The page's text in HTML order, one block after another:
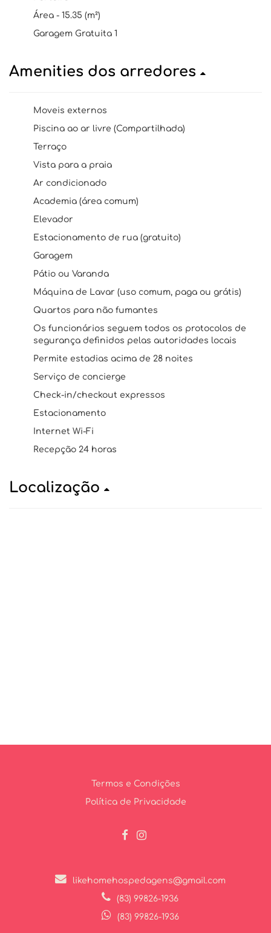
Área - 15.35 (m²)
Garagem Gratuita 1
Amenities dos arredores
Moveis externos
Piscina ao ar livre (Compartilhada)
Terraço
Vista para a praia
Ar condicionado
Academia (área comum)
Elevador
Estacionamento de rua (gratuito)
Garagem
Pátio ou Varanda
Máquina de Lavar (uso comum, paga ou grátis)
Quartos para não fumantes
Os funcionários seguem todos os protocolos de
segurança definidos pelas autoridades locais
Permite estadias acima de 28 noites
Serviço de concierge
Check-in/checkout expressos
Estacionamento
Internet Wi-Fi
Recepção 24 horas
Localização
Termos e Condições
Política de Privacidade
likehomehospedagens@gmail.com
(83) 99826-1936
(83) 99826-1936